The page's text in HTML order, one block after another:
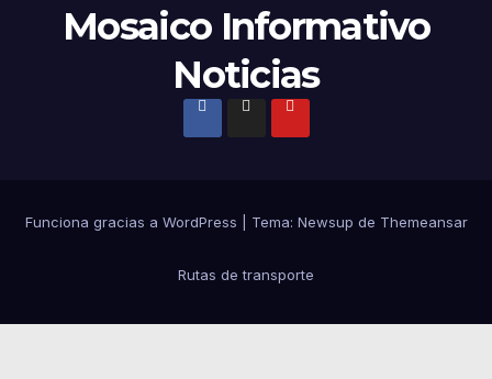
Mosaico Informativo
Noticias
Funciona gracias a WordPress Tema: Newsup de Themeansar
Rutas de transporte